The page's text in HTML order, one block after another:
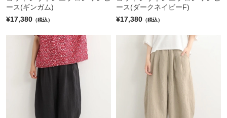
ース(ギンガム)
¥17,380 （税込）
ース(ダークネイビーF)
¥17,380 （税込）